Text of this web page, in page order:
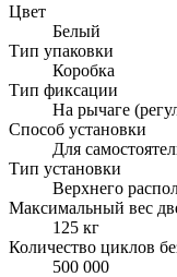
Цвет
Белый
Тип упаковки
Коробка
Тип фиксации
На рычаге
Способ установки
Для
Тип установки
Верхнего
Максимальный вес
125 кг
Количество циклов
500 000